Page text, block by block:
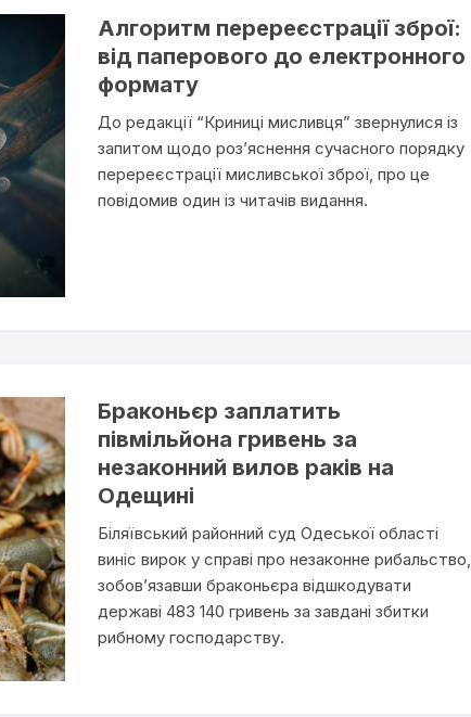
Алгоритм перереєстрації зброї:
від паперового до електронного
формату
До редакції “Криниці мисливця” звернулися із
запитом щодо роз’яснення сучасного порядку
перереєстрації мисливської зброї, про це
повідомив один із читачів видання.
Браконьєр заплатить
півмільйона гривень за
незаконний вилов раків на
Одещині
Біляївський районний суд Одеської області
виніс вирок у справі про незаконне рибальство,
зобов’язавши браконьєра відшкодувати
державі 483 140 гривень за завдані збитки
рибному господарству.